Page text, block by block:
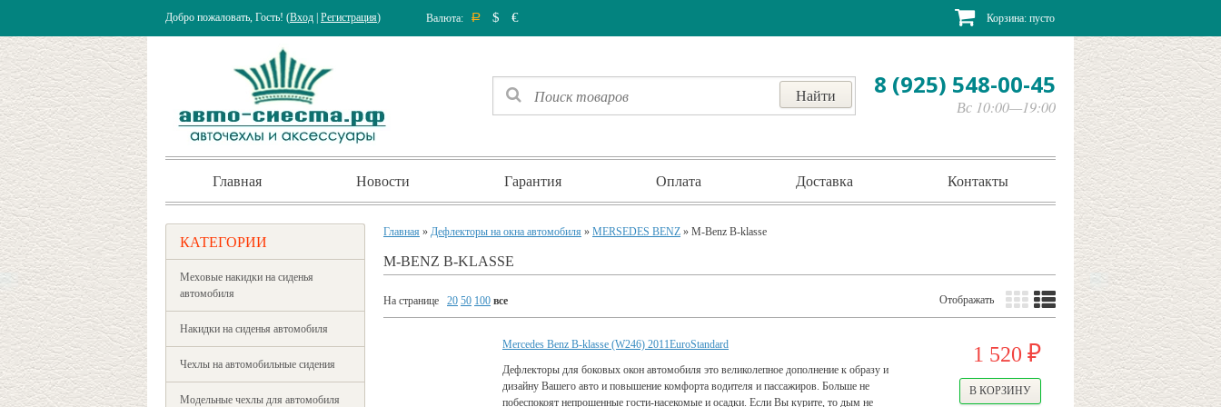
Добро пожаловать, Гость! (Вход Регистрация) Валюта: Р $ € Корзина: пусто
8 (925) 548-00-45
Вс 10:00—19:00
Главная Новости Гарантия Оплата Доставка Контакты
КАТЕГОРИИ
Меховые накидки на сиденья
автомобиля
Накидки на сиденья автомобиля
Чехлы на автомобильные сидения
Модельные чехлы для автомобиля
Главная » Дефлекторы на окна автомобиля » MERSEDES BENZ » M-Benz B-klasse
M-BENZ B-KLASSE
На странице 20 50 100 все Отображать
Mercedes Benz B-klasse (W246) 2011EuroStandard
Дефлекторы для боковых окон автомобиля это великолепное дополнение к образу и
дизайну Вашего авто и повышение комфорта водителя и пассажиров. Больше не
побеспокоят непрошенные гости-насекомые и осадки. Если Вы курите, то дым не
1 520 ₽